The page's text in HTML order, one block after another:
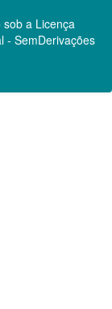
a Licença
- SemDerivações